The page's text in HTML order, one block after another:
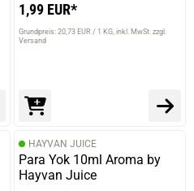
1,99 EUR*
Grundpreis: 20,73 EUR / 1 KG inkl. MwSt. zzgl.
Versand
HAYVAN JUICE
Para Yok 10ml Aroma by
Hayvan Juice